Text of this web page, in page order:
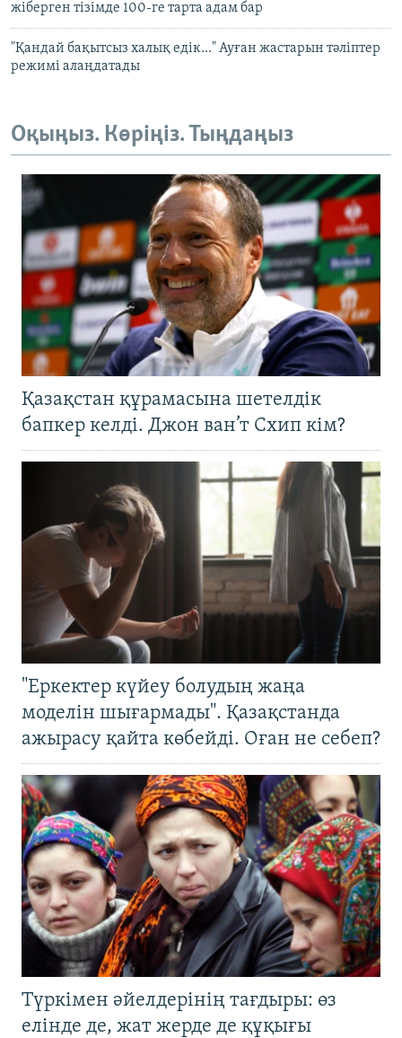
жіберген тізімде 100-ге тарта адам бар
"Қандай бақытсыз халық едік..." Ауған жастарын тәліптер
режимі алаңдатады
Оқыңыз. Көріңіз. Тыңдаңыз
Қазақстан құрамасына шетелдік
бапкер келді. Джон ван’т Схип кім?
"Еркектер күйеу болудың жаңа
моделін шығармады". Қазақстанда
ажырасу қайта көбейді. Оған не себеп?
Түркімен әйелдерінің тағдыры: өз
елінде де, жат жерде де құқығы